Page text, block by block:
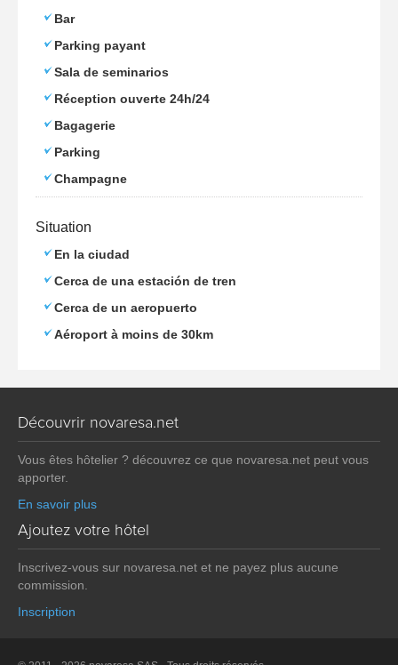
Bar
Parking payant
Sala de seminarios
Réception ouverte 24h/24
Bagagerie
Parking
Champagne
Situation
En la ciudad
Cerca de una estación de tren
Cerca de un aeropuerto
Aéroport à moins de 30km
Découvrir novaresa.net
Vous êtes hôtelier ? découvrez ce que novaresa.net peut vous
apporter.
En savoir plus
Ajoutez votre hôtel
Inscrivez-vous sur novaresa.net et ne payez plus aucune
commission.
Inscription